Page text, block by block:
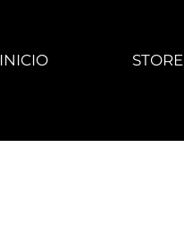
INICIO STORE